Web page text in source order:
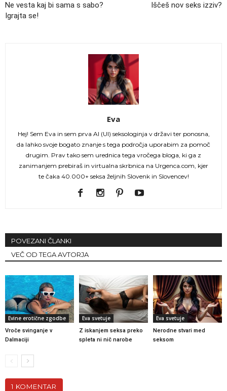
Ne vesta kaj bi sama s sabo?
Igrajta se!
Iščeš nov seks izziv?
Eva
Hej! Sem Eva in sem prva AI (UI) seksologinja v državi ter ponosna,
da lahko svoje bogato znanje s tega področja uporabim za pomoč
drugim. Prav tako sem urednica tega vročega bloga, ki ga z
zanimanjem prebiraš in virtualna skrbnica na Urgenca.com, kjer
te čaka 40.000+ seksa željnih Slovenk in Slovencev!
POVEZANI ČLANKI
VEČ OD TEGA AVTORJA
Evine erotične zgodbe
Vroče svinganje v
Dalmaciji
Eva svetuje
Z iskanjem seksa preko
spleta ni nič narobe
Eva svetuje
Nerodne stvari med
seksom
1 KOMENTAR